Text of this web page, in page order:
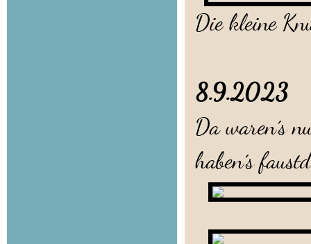
Die kleine
Da waren´s
haben´s